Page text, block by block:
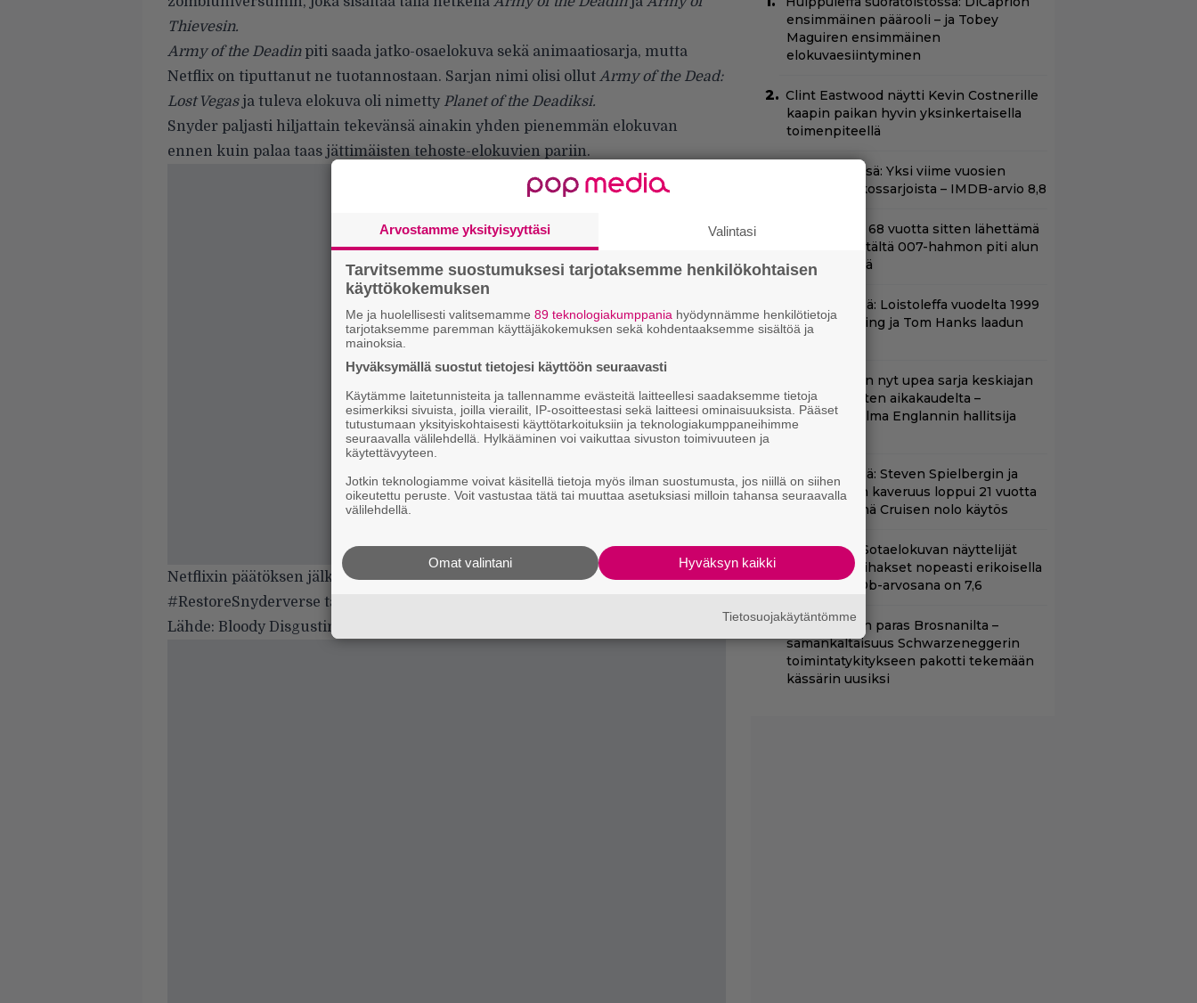
Thievesin.
Army of the Deadinpiti saada jatko-osaelokuva sekä animaatiosarja, mutta
Netflix on tiputtanut ne tuotannostaan. Sarjan nimi olisi ollut Army of the Dead:
Lost Vegasja tuleva elokuva oli nimetty Planet of the Deadiksi.
Snyder paljasti hiljattain tekevänsä ainakin yhden pienemmän elokuvan
ennen kuin palaa taas jättimäisten tehoste-elokuvien pariin.
Netflixin päätöksen jälkeen voi kuitenkin laskeskella yhtä ja toista, eikä
#RestoreSnyderverse taida auttaa ainakaan Netflixin suhteen.
Lähde: Bloody Disgusting
ensimmäinen päärooli – ja Tobey
Maguiren ensimmäinen
elokuvaesiintyminen
Clint Eastwood näytti Kevin Costnerille
kaapin paikan hyvin yksinkertaisella
toimenpiteellä
Nyt Netflixissä: Yksi viime vuosien
parhaista rikossarjoista – IMDB-arvio 8,8
Bond-luojan 68 vuotta sitten lähettämä
kirje löytyi – tältä 007-hahmon piti alun
perin näyttää
Tänään tv:ssä: Loistoleffa vuodelta 1999
– Stephen King ja Tom Hanks laadun
takeina
Netflixissä on nyt upea sarja keskiajan
kuninkaallisten aikakaudelta –
keskiössä julma Englannin hallitsija
Henrik VIII
Tänään tv:ssä: Steven Spielbergin ja
Tom Cruisen kaveruus loppui 21 vuotta
sitten – Syynä Cruisen nolo käytös
Yöllä tv:ssä: Sotaelokuvan näyttelijät
kasvattivat lihakset nopeasti erikoisella
kikalla – IMDb-arvosana on 7,6
Illan Bond on paras Brosnanilta –
samankaltaisuus Schwarzeneggerin
toimintatykitykseen pakotti tekemään
kässärin uusiksi
Arvostamme yksityisyyttäsi Valintasi
Tarvitsemme suostumuksesi tarjotaksemme henkilökohtaisen
käyttökokemuksen
Me ja huolellisesti valitsemamme 89 teknologiakumppania hyödynnämme henkilötietoja
tarjotaksemme paremman käyttäjäkokemuksen sekä kohdentaaksemme sisältöä ja
mainoksia.
Hyväksymällä suostut tietojesi käyttöön seuraavasti
Käytämme laitetunnisteita ja tallennamme evästeitä laitteellesi saadaksemme tietoja
esimerkiksi sivuista, joilla vierailit, IP-osoitteestasi sekä laitteesi ominaisuuksista. Pääset
tutustumaan yksityiskohtaisesti käyttötarkoituksiin ja teknologiakumppaneihimme
seuraavalla välilehdellä. Hylkääminen voi vaikuttaa sivuston toimivuuteen ja
käytettävyyteen.
Jotkin teknologiamme voivat käsitellä tietoja myös ilman suostumusta, jos niillä on siihen
oikeutettu peruste. Voit vastustaa tätä tai muuttaa asetuksiasi milloin tahansa seuraavalla
välilehdellä.
Hyväksyn kaikki
Omat valintani
Tietosuojakäytäntömme